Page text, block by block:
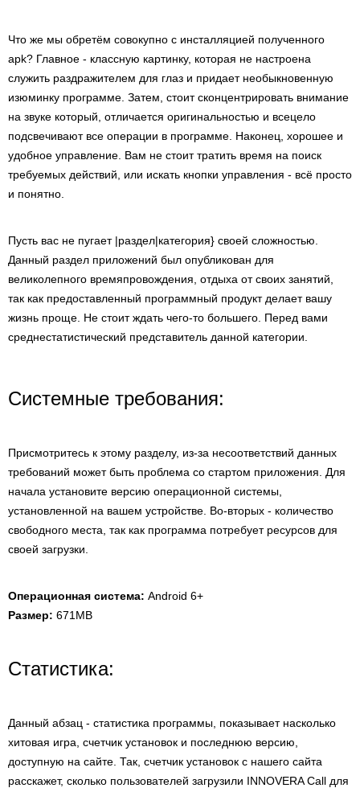
Что же мы обретём совокупно с инсталляцией полученного
apk? Главное - классную картинку, которая не настроена
служить раздражителем для глаз и придает необыкновенную
изюминку программе. Затем, стоит сконцентрировать внимание
на звуке который, отличается оригинальностью и всецело
подсвечивают все операции в программе. Наконец, хорошее и
удобное управление. Вам не стоит тратить время на поиск
требуемых действий, или искать кнопки управления - всё просто
и понятно.
Пусть вас не пугает |раздел|категория} своей сложностью.
Данный раздел приложений был опубликован для
великолепного времяпровождения, отдыха от своих занятий,
так как предоставленный программный продукт делает вашу
жизнь проще. Не стоит ждать чего-то большего. Перед вами
среднестатистический представитель данной категории.
Системные требования:
Присмотритесь к этому разделу, из-за несоответствий данных
требований может быть проблема со стартом приложения. Для
начала установите версию операционной системы,
установленной на вашем устройстве. Во-вторых - количество
свободного места, так как программа потребует ресурсов для
своей загрузки.
Операционная система: Android 6+
Размер: 671MB
Статистика:
Данный абзац - статистика программы, показывает насколько
хитовая игра, счетчик установок и последнюю версию,
доступную на сайте. Так, счетчик установок с нашего сайта
расскажет, сколько пользователей загрузили INNOVERA Call для